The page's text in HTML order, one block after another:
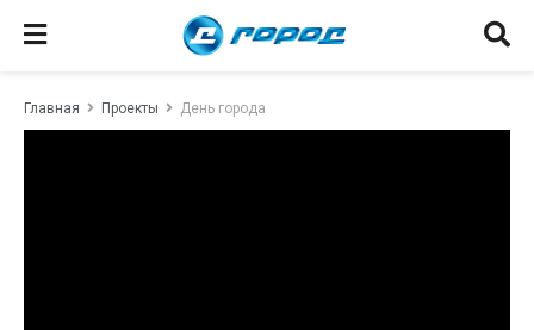
Главная Проекты День города